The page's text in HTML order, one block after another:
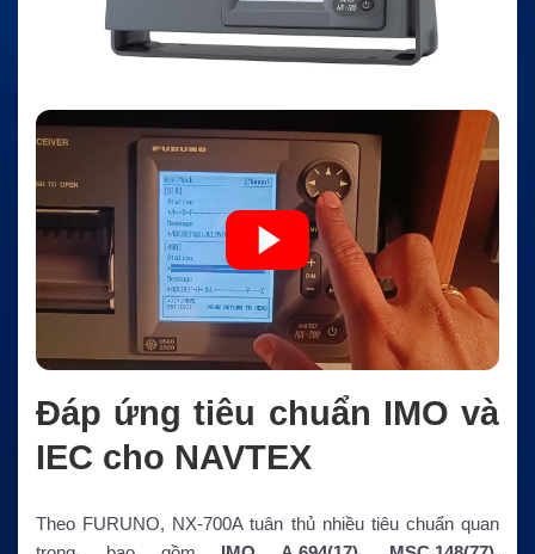
Đáp ứng tiêu chuẩn IMO và
IEC cho NAVTEX
Theo FURUNO, NX-700A tuân thủ nhiều tiêu chuẩn quan